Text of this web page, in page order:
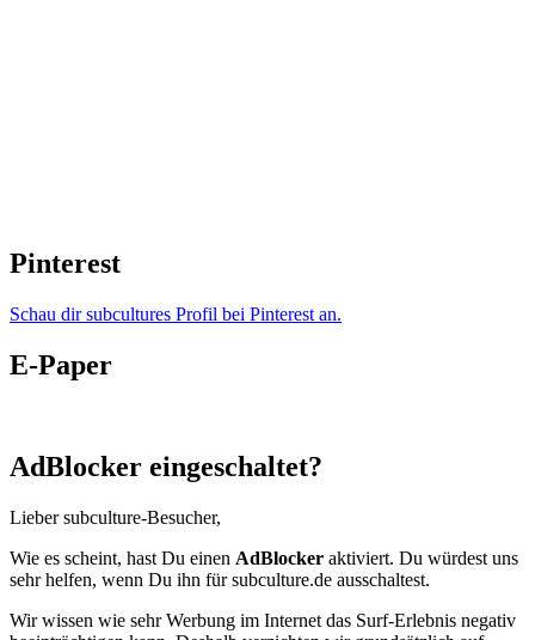
Pinterest
Schau dir subcultures Profil bei Pinterest an.
E-Paper
AdBlocker eingeschaltet?
Lieber subculture-Besucher,
Wie es scheint, hast Du einen AdBlocker aktiviert. Du würdest uns
sehr helfen, wenn Du ihn für subculture.de ausschaltest.
Wir wissen wie sehr Werbung im Internet das Surf-Erlebnis negativ